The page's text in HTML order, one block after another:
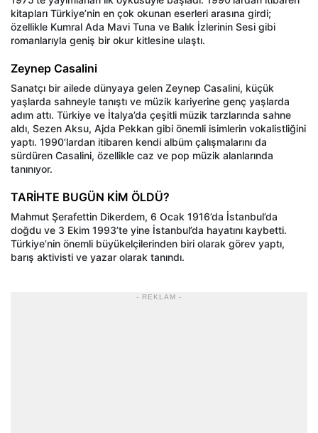
kitapları Türkiye’nin en çok okunan eserleri arasına girdi;
özellikle Kumral Ada Mavi Tuna ve Balık İzlerinin Sesi gibi
romanlarıyla geniş bir okur kitlesine ulaştı.
Zeynep Casalini
Sanatçı bir ailede dünyaya gelen Zeynep Casalini, küçük
yaşlarda sahneyle tanıştı ve müzik kariyerine genç yaşlarda
adım attı. Türkiye ve İtalya’da çeşitli müzik tarzlarında sahne
aldı, Sezen Aksu, Ajda Pekkan gibi önemli isimlerin vokalistliğini
yaptı. 1990’lardan itibaren kendi albüm çalışmalarını da
sürdüren Casalini, özellikle caz ve pop müzik alanlarında
tanınıyor.
TARİHTE BUGÜN KİM ÖLDÜ?
Mahmut Şerafettin Dikerdem, 6 Ocak 1916’da İstanbul’da
doğdu ve 3 Ekim 1993’te yine İstanbul’da hayatını kaybetti.
Türkiye’nin önemli büyükelçilerinden biri olarak görev yaptı,
barış aktivisti ve yazar olarak tanındı.
- REKLAM -